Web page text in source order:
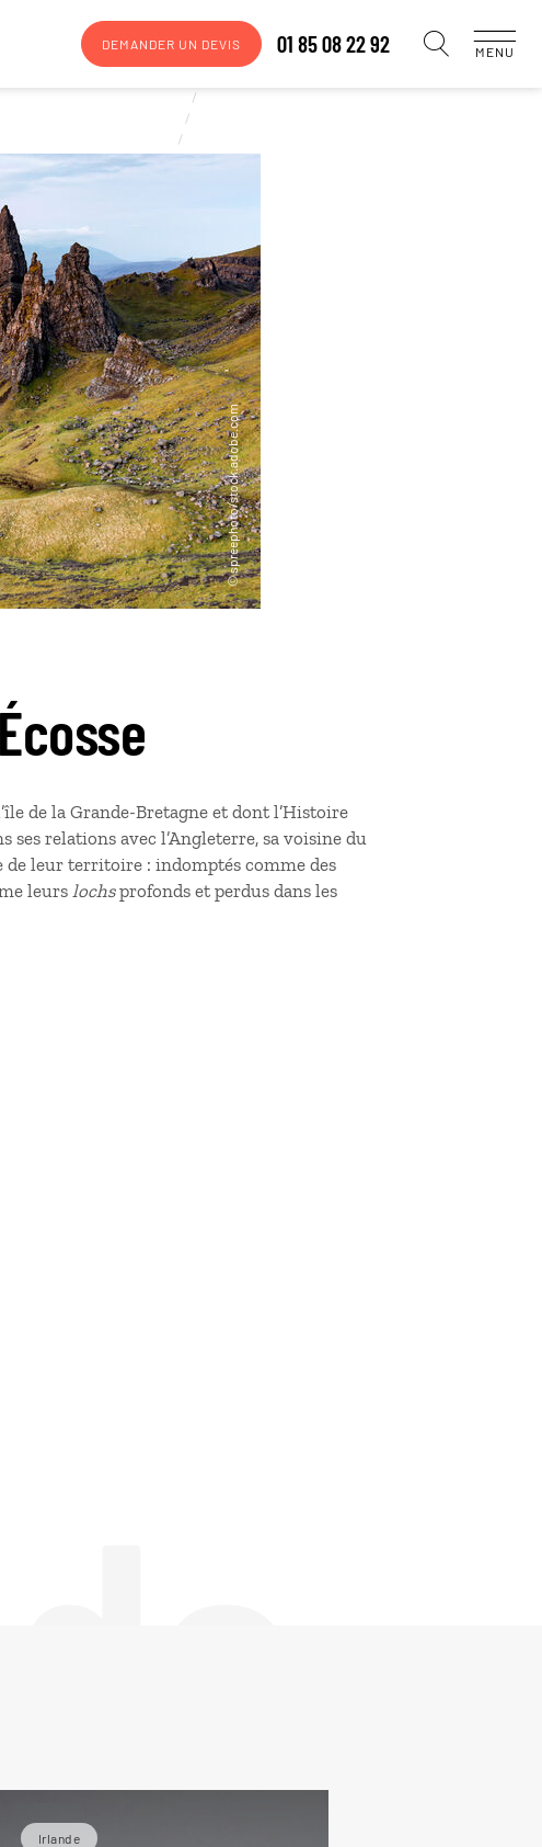
DEMANDER UN DEVIS 01 85 08 22 92 MENU
de la Grande-Bretagne et dont l’Histoire
ses relations avec l’Angleterre, sa voisine du
de leur territoire : indomptés comme des
leurs lochsprofonds et perdus dans les
Irlande